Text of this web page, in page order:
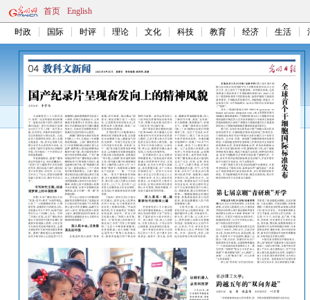
首页 English
时政 国际 时评 理论 文化 科技 教育 经济 生活